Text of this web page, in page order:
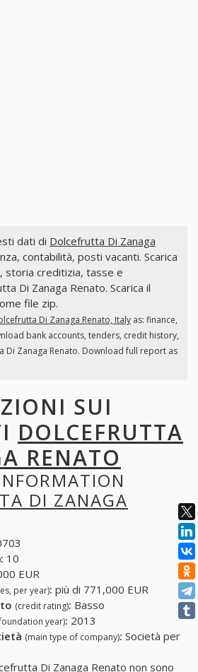
dati di Dolcefrutta Di Zanaga
contabilità, posti vacanti. Scarica
storia creditizia, tasse e
Di Zanaga Renato. Scarica il
file zip.
Di Zanaga Renato, Italyas: finance,
bank accounts, tenders, credit history,
Di Zanaga Renato. Download full report as
SUI
DOLCEFRUTTA
RENATO
DI ZANAGA
: 10
EUR
per year): più di 771,000 EUR
(credit rating): Basso
year): 2013
(main type of company): Società per
Di Zanaga Renato non sono